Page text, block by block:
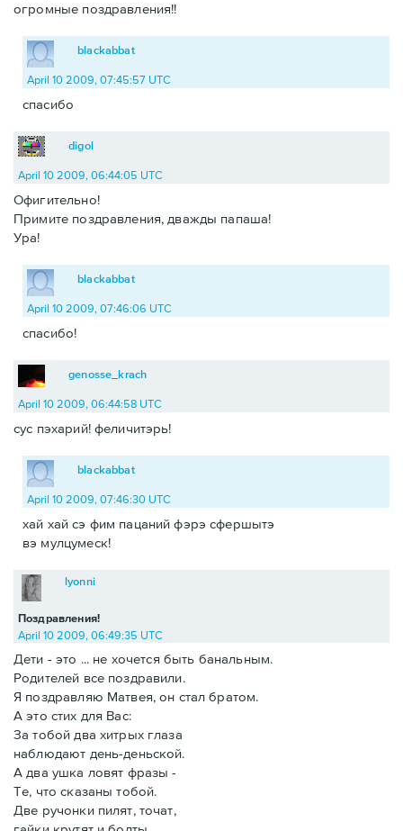
огромные поздравления!!
blackabbat
April 10 2009, 07:45:57 UTC
спасибо
digol
April 10 2009, 06:44:05 UTC
Офигительно!
Примите поздравления, дважды папаша!
Ура!
blackabbat
April 10 2009, 07:46:06 UTC
спасибо!
genosse_krach
April 10 2009, 06:44:58 UTC
сус пэхарий! феличитэрь!
blackabbat
April 10 2009, 07:46:30 UTC
хай хай сэ фим пацаний фэрэ сфершытэ
вэ мулцумеск!
Поздравления!
lyonni
April 10 2009, 06:49:35 UTC
Дети - это ... не хочется быть банальным.
Родителей все поздравили.
Я поздравляю Матвея, он стал братом.
А это стих для Вас:
За тобой два хитрых глаза
наблюдают день-деньской.
А два ушка ловят фразы -
Те, что сказаны тобой.
Две ручонки пилят, точат,